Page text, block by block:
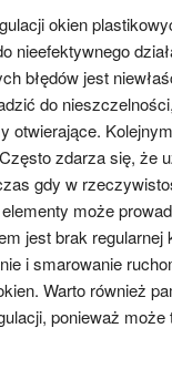
okien
nieefektywnego
błędów jest
do
otwierające.
zdarza się, że
gdy w
może
jest brak
i smarowanie
Warto również
ponieważ